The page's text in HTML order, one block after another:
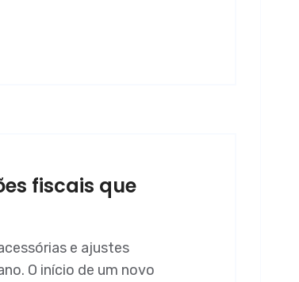
fiscais que
e ajustes
O início de um novo